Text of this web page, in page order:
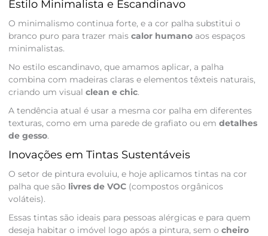
Estilo Minimalista e Escandinavo
O minimalismo continua forte, e a cor palha substitui o
branco puro para trazer mais calor humanoaos espaços
minimalistas.
No estilo escandinavo, que amamos aplicar, a palha
combina com madeiras claras e elementos têxteis naturais,
criando um visual clean e chic.
A tendência atual é usar a mesma cor palha em diferentes
texturas, como em uma parede de grafiato ou em detalhes
de gesso.
Inovações em Tintas Sustentáveis
O setor de pintura evoluiu, e hoje aplicamos tintas na cor
palha que são livres de VOC(compostos orgânicos
voláteis).
Essas tintas são ideais para pessoas alérgicas e para quem
deseja habitar o imóvel logo após a pintura, sem o cheiro